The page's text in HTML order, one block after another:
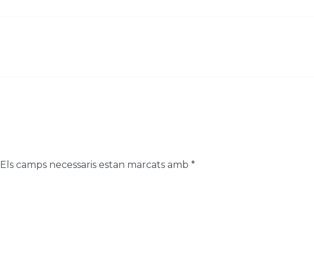
Els camps necessaris estan marcats amb *